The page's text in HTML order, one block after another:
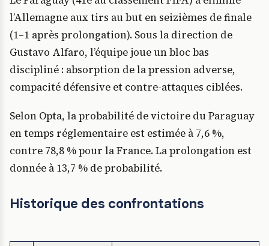
l’Allemagne aux tirs au but en seizièmes de finale
(1–1 après prolongation). Sous la direction de
Gustavo Alfaro, l’équipe joue un bloc bas
discipliné : absorption de la pression adverse,
compacité défensive et contre-attaques ciblées.
Selon Opta, la probabilité de victoire du Paraguay
en temps réglementaire est estimée à 7,6 %,
contre 78,8 % pour la France. La prolongation est
donnée à 13,7 % de probabilité.
Historique des confrontations